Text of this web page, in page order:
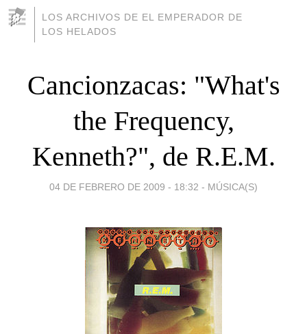
LOS ARCHIVOS DE EL EMPERADOR DE
LOS HELADOS
Cancionzacas: "What's
the Frequency,
Kenneth?", de R.E.M.
04 DE FEBRERO DE 2009 - 18:32 - MÚSICA(S)